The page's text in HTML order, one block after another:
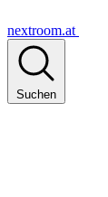
nextroom.at
Suchen